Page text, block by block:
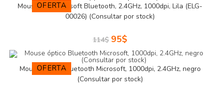
OFERTA
Mouse Arc Microsoft Bluetooth, 2.4GHz, 1000dpi, Lila (ELG-
00026) (Consultar por stock)
114$ 95$
OFERTA
Mouse óptico Bluetooth Microsoft, 1000dpi, 2.4GHz, negro
(Consultar por stock)